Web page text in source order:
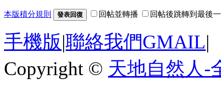
本版積分規則 發表回復 回帖並轉播 回帖後跳轉到最後
手機版|聯絡我們GMAIL|
Copyright © 天地自然人-